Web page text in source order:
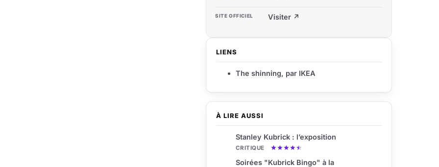
À LIRE AUSSI
Stanley Kubrick : l’exposition
CRITIQUE
Soirées "Kubrick Bingo" à la
SITE OFFICIEL Visiter ↗
LIENS
The shinning, par IKEA